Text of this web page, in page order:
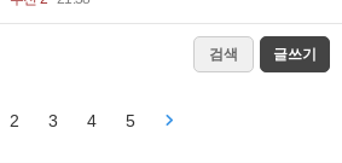
검색 글쓰기
2 3 4 5